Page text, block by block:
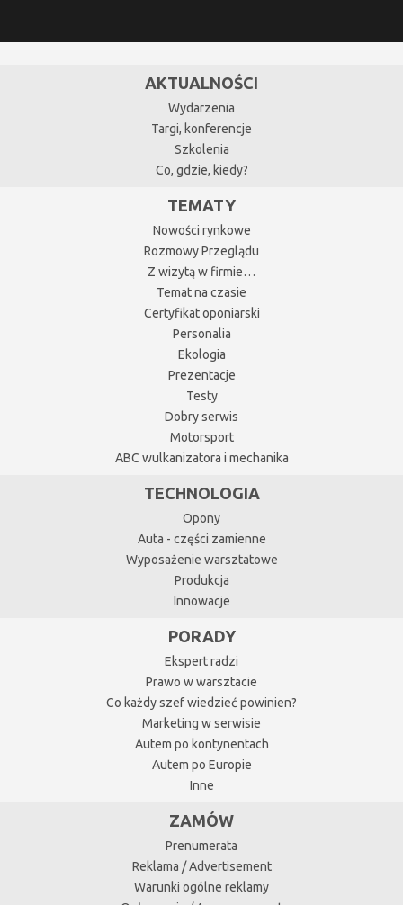
AKTUALNOŚCI
Wydarzenia
Targi, konferencje
Szkolenia
Co, gdzie, kiedy?
TEMATY
Nowości rynkowe
Rozmowy Przeglądu
Z wizytą w firmie…
Temat na czasie
Certyfikat oponiarski
Personalia
Ekologia
Prezentacje
Testy
Dobry serwis
Motorsport
ABC wulkanizatora i mechanika
TECHNOLOGIA
Opony
Auta - części zamienne
Wyposażenie warsztatowe
Produkcja
Innowacje
PORADY
Ekspert radzi
Prawo w warsztacie
Co każdy szef wiedzieć powinien?
Marketing w serwisie
Autem po kontynentach
Autem po Europie
Inne
ZAMÓW
Prenumerata
Reklama / Advertisement
Warunki ogólne reklamy